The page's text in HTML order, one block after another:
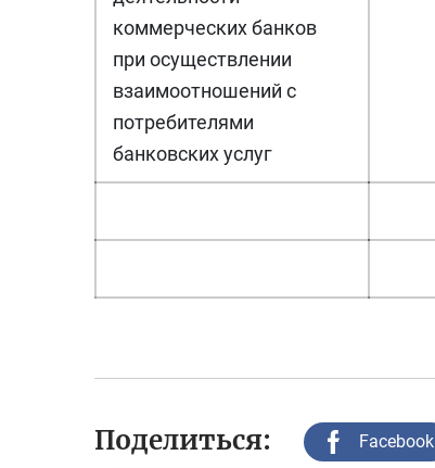
коммерческих банков
при осуществлении
взаимоотношений с
потребителями
банковских услуг
Поделиться: Facebook